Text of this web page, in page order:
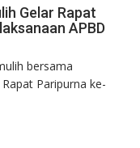
Gelar Rapat
APBD
bersama
Paripurna ke-